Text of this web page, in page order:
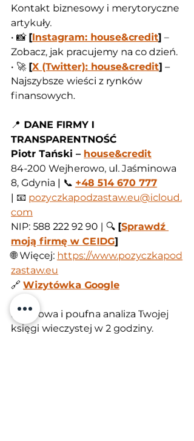
Kontakt biznesowy i merytoryczne
artykuły.
• 📸 [Instagram: house&credit] –
Zobacz, jak pracujemy na co dzień.
• 🚀 [X (Twitter): house&credit] –
Najszybsze wieści z rynków
finansowych.
📍 DANE FIRMY I
TRANSPARENTNOŚĆ
Piotr Tański – house&credit
84-200 Wejherowo, ul. Jaśminowa
8, Gdynia | 📞 +48 514 670 777
| 📧 pozyczkapodzastaw.eu@icloud.
com
NIP: 588 222 92 90 | 🔍 [Sprawdź
moją firmę w CEIDG]
🌐 Więcej: https://www.pozyczkapod
zastaw.eu
🔗 Wizytówka Google
Darmowa i poufna analiza Twojej
księgi wieczystej w 2 godziny.